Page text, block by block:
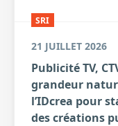
SRI
21 JUILLET 2026
Publicité TV,
grandeur
l’IDcrea pour
des créations